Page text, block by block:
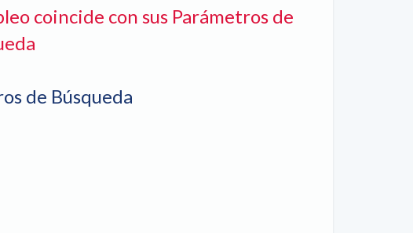
coincide con sus Parámetros de
de Búsqueda